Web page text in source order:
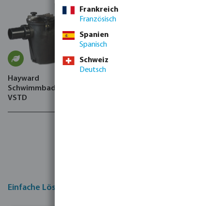
Hayward
Schwimmbadpumpe, RS II
VSTD
Einfache Lösungen zur Sanierung Ihres Pools
Frankreich
Französisch
Spanien
Spanisch
Schweiz
Deutsch